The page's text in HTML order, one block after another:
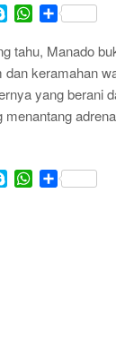
SkypeWhatsApp
Share
tahu, Manado
dan keramahan
yang berani
menantang
SkypeWhatsApp
Share